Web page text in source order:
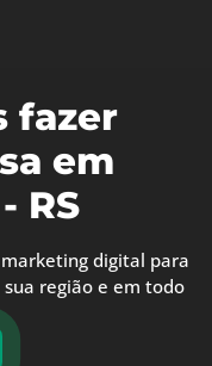
fazer
em
RS
digital para
região e em todo